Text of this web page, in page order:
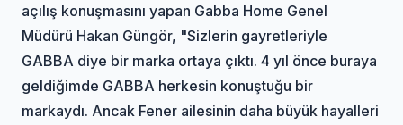
açılış konuşmasını yapan Gabba Home Genel
Müdürü Hakan Güngör, "Sizlerin gayretleriyle
GABBA diye bir marka ortaya çıktı. 4 yıl önce buraya
geldiğimde GABBA herkesin konuştuğu bir
markaydı. Ancak Fener ailesinin daha büyük hayalleri